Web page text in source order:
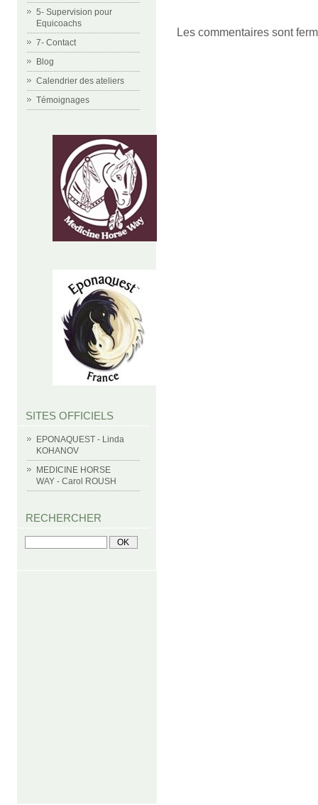
5- Supervision pour
Equicoachs
7- Contact
Blog
Calendrier des ateliers
Témoignages
SITES OFFICIELS
EPONAQUEST - Linda
KOHANOV
MEDICINE HORSE
WAY - Carol ROUSH
RECHERCHER
Les commentaires sont